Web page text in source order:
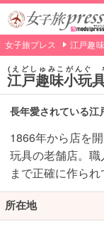
女子旅プレス 江戸趣
江戸趣味小玩
えどしゅみこがんぐ
長年愛されている江
1866年から店を
玩具の老舗店。
まで正確に作られ
所在地